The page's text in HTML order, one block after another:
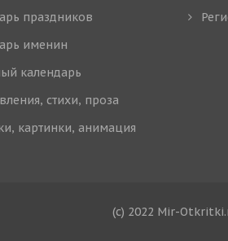
праздников
именин
календарь
стихи, проза
картинки, анимация
(c) 2022 Mir-